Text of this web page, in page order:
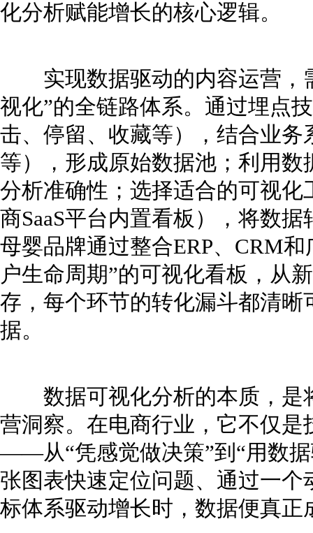
化分析赋能增长的核心逻辑。
实现数据驱动的内容运营，
视化”的全链路体系。通过埋点
击、停留、收藏等），结合业
等），形成原始数据池；利用
分析准确性；选择适合的可视化
商SaaS平台内置看板），将数
母婴品牌通过整合ERP、CRM
户生命周期”的可视化看板，从
存，每个环节的转化漏斗都清
据。
数据可视化分析的本质，是
营洞察。在电商行业，它不仅
——从“凭感觉做决策”到“用数
张图表快速定位问题、通过一
标体系驱动增长时，数据便真